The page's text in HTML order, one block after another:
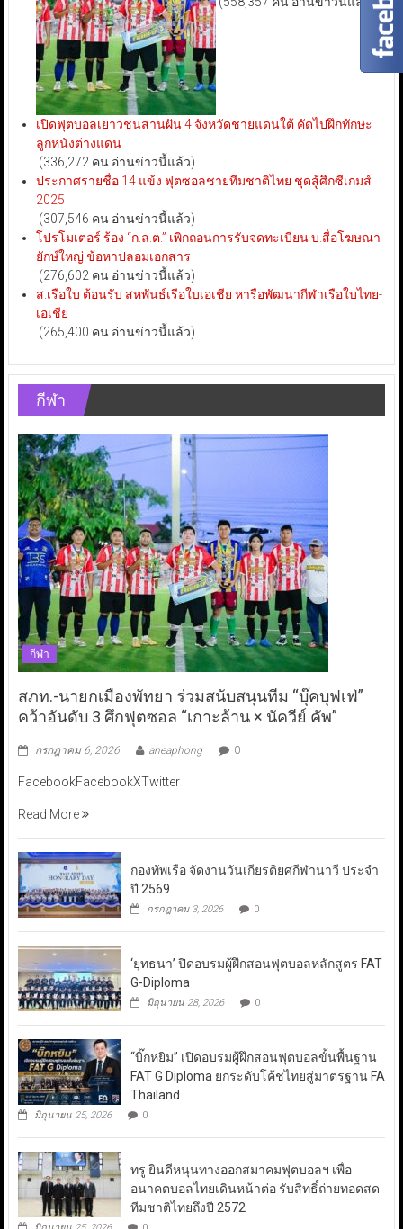
เปิดฟุตบอลเยาวชนสานฝัน 4 จังหวัดชายแดนใต้ คัดไปฝึกทักษะ
ลูกหนังต่างแดน
(336,272 คน อ่านข่าวนี้แล้ว)
ประกาศรายชื่อ 14 แข้ง ฟุตซอลชายทีมชาติไทย ชุดสู้ศึกซีเกมส์
2025
(307,546 คน อ่านข่าวนี้แล้ว)
โปรโมเตอร์ ร้อง “ก.ล.ต.” เพิกถอนการรับจดทะเบียน บ.สื่อโฆษณา
ยักษ์ใหญ่ ข้อหาปลอมเอกสาร
(276,602 คน อ่านข่าวนี้แล้ว)
ส.เรือใบ ต้อนรับ สหพันธ์เรือใบเอเชีย หารือพัฒนากีฬาเรือใบไทย-
เอเชีย
(265,400 คน อ่านข่าวนี้แล้ว)
กีฬา
กีฬา
สภท.-นายกเมืองพัทยา ร่วมสนับสนุนทีม “บุ๊คบุฟเฟ่”
คว้าอันดับ 3 ศึกฟุตซอล “เกาะล้าน × นัควีย์ คัพ”
กรกฎาคม 6, 2026 aneaphong 0
FacebookFacebookXTwitter
Read More
กองทัพเรือ จัดงานวันเกียรติยศกีฬานาวี ประจำ
ปี 2569
กรกฎาคม 3, 2026 0
‘ยุทธนา’ ปิดอบรมผู้ฝึกสอนฟุตบอลหลักสูตร FAT
G-Diploma
มิถุนายน 28, 2026 0
“บิ๊กหยิม” เปิดอบรมผู้ฝึกสอนฟุตบอลขั้นพื้นฐาน
FAT G Diploma ยกระดับโค้ชไทยสู่มาตรฐาน FA
Thailand
มิถุนายน 25, 2026 0
ทรู ยินดีหนุนทางออกสมาคมฟุตบอลฯ เพื่อ
อนาคตบอลไทยเดินหน้าต่อ รับสิทธิ์ถ่ายทอดสด
ทีมชาติไทยถึงปี 2572